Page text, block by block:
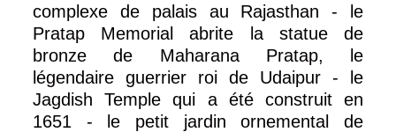
complexe de palais au Rajasthan - le
Pratap Memorial abrite la statue de
bronze de Maharana Pratap, le
légendaire guerrier roi de Udaipur - le
Jagdish Temple qui a été construit en
1651 - le petit jardin ornemental de